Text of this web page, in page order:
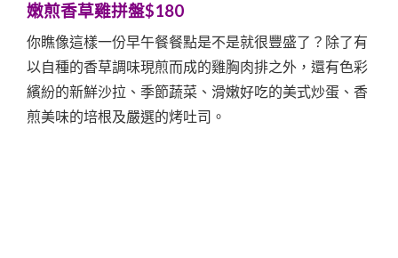
嫩煎香草雞拼盤$180
你瞧像這樣一份早午餐餐點是不是就很豐盛了？除了有
以自種的香草調味現煎而成的雞胸肉排之外，還有色彩
繽紛的新鮮沙拉、季節蔬菜、滑嫩好吃的美式炒蛋、香
煎美味的培根及嚴選的烤吐司。